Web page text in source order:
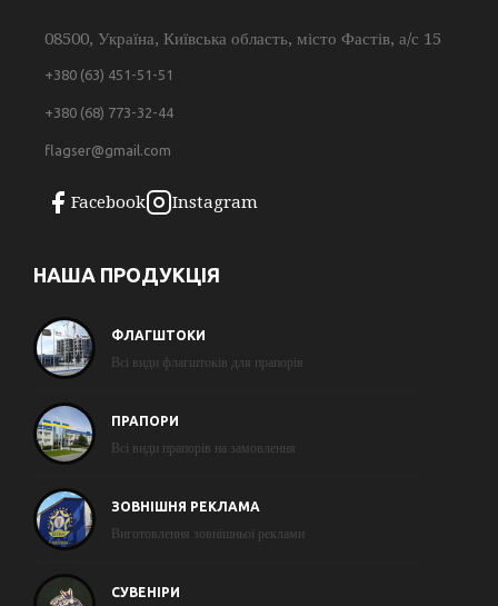
08500, Україна, Київська область, місто Фастів, а/с 15
+380 (63) 451-51-51
+380 (68) 773-32-44
flagser@gmail.com
Facebook Instagram
НАША ПРОДУКЦІЯ
ФЛАГШТОКИ
Всі види флагштоків для прапорів
ПРАПОРИ
Всі види прапорів на замовлення
ЗОВНІШНЯ РЕКЛАМА
Виготовлення зовнішньої реклами
СУВЕНІРИ